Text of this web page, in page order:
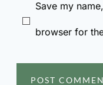
Save my
browser for